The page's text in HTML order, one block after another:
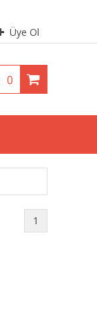
Üye Ol
0
1